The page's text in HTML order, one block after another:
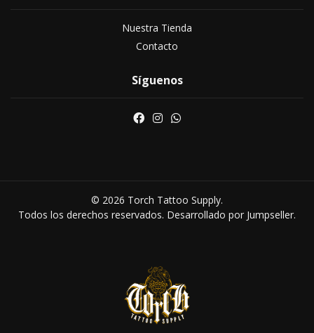
Nuestra Tienda
Contacto
Síguenos
© 2026 Torch Tattoo Supply.
Todos los derechos reservados. Desarrollado por Jumpseller.